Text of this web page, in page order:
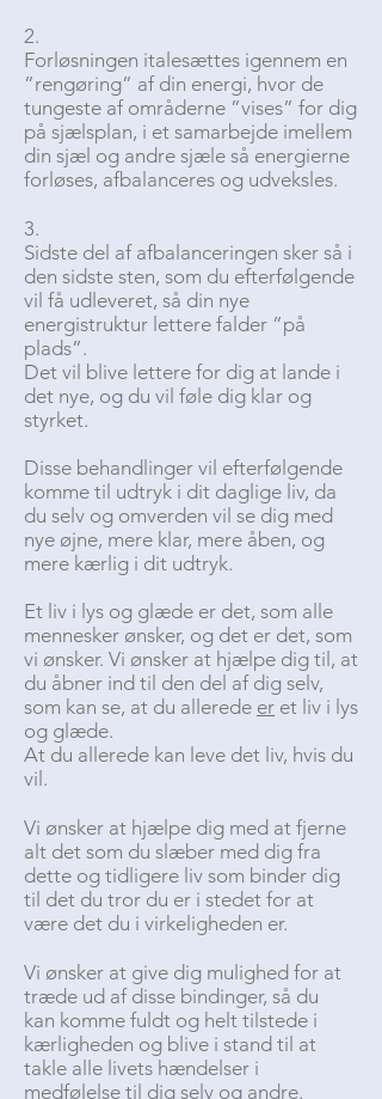
2.
Forløsningen italesættes igennem en
”rengøring” af din energi, hvor de
tungeste af områderne ”vises” for dig
på sjælsplan, i et samarbejde imellem
din sjæl og andre sjæle så energierne
forløses, afbalanceres og udveksles.
3.
Sidste del af afbalanceringen sker så i
den sidste sten, som du efterfølgende
vil få udleveret, så din nye
energistruktur lettere falder ”på
plads”.
Det vil blive lettere for dig at lande i
det nye, og du vil føle dig klar og
styrket.
Disse behandlinger vil efterfølgende
komme til udtryk i dit daglige liv, da
du selv og omverden vil se dig med
nye øjne, mere klar, mere åben, og
mere kærlig i dit udtryk.
Et liv i lys og glæde er det, som alle
mennesker ønsker, og det er det, som
vi ønsker. Vi ønsker at hjælpe dig til, at
du åbner ind til den del af dig selv,
som kan se, at du allerede er et liv i lys
og glæde.
At du allerede kan leve det liv, hvis du
vil.
Vi ønsker at hjælpe dig med at fjerne
alt det som du slæber med dig fra
dette og tidligere liv som binder dig
til det du tror du er i stedet for at
være det du i virkeligheden er.
Vi ønsker at give dig mulighed for at
træde ud af disse bindinger, så du
kan komme fuldt og helt tilstede i
kærligheden og blive i stand til at
takle alle livets hændelser i
medfølelse til dig selv og andre.